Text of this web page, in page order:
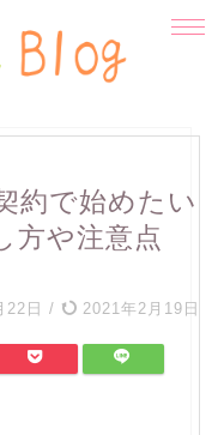
約で始めたい
方や注意点
22日 / 2021年2月19日